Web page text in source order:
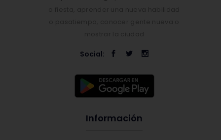
Social:
Información